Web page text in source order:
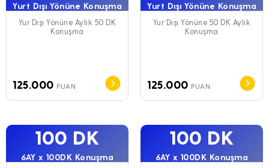
Yurt Dışı Yönüne Konuşma
Yur Dışı Yönüne Aylık 50 DK
Konuşma
125.000 PUAN
Yurt Dışı Yönüne Konuşma
Yur Dışı Yönüne 50 DK Aylık
Konuşma
125.000 PUAN
100 DK
6AY x 100DK Konuşma
100 DK
6AY x 100DK Konuşma